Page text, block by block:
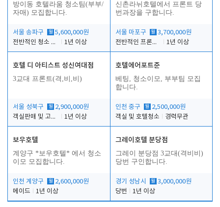
방이동 호텔라움 청소팀(부부/
자매) 모집합니다.
서울 송파구 월 5,600,000원
전반적인 청소 업무(객실청소.객실정리)
1년 이상
신촌라뉘호텔에서 프론트 당
번과장을 구합니다.
서울 마포구 월 3,700,000원
전반적인 프론트 당번업무
1년 이상
호텔 디 아티스트 성신여대점
3교대 프론트(격,비,비)
서울 성북구 월 2,900,000원
객실판매 및 고객응대
1년 이상
호텔에어포트준
베팅, 청소이모, 부부팀 모집
합니다.
인천 중구 월 2,500,000원
객실 및 호텔청소
경력무관
보우호텔
계양구 *보우호텔* 에서 청소
이모 모집합니다.
인천 계양구 월 2,600,000원
메이드
1년 이상
그레이호텔 분당점
그레이 분당점 3교대(격비비)
당번 구인합니다.
경기 성남시 월 3,000,000원
당번
1년 이상